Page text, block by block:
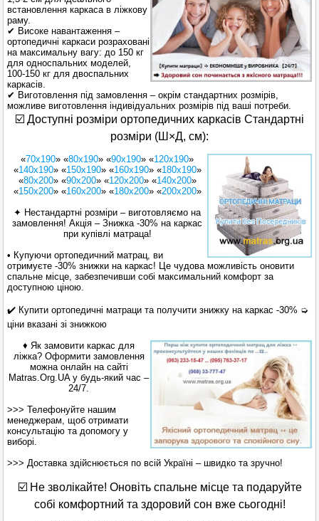
встановлення каркаса в ліжкову
раму.
✔ Високе навантаження –
ортопедичні каркаси розраховані
на максимальну вагу: до 150 кг
для односпальних моделей,
100-150 кг для двоспальних
каркасів.
✔ Виготовлення під замовлення – окрім стандартних розмірів,
можливе виготовлення індивідуальних розмірів під ваші потреби.
☑️ Доступні розміри ортопедичних каркасів Стандартні
розміри (Ш×Д, см):
«70х190» «80х190» «90х190» «120x190»
«140х190» «150x190» «160x190» «180x190»
«80x200» «90x200» «120x200» «140x200»
«150x200» «160х200» «180х200» «200x200»
✦ Нестандартні розміри – виготовляємо на
замовлення! Акція – Знижка -30% на каркас
при купівлі матраца!
• Купуючи ортопедичний матрац, ви
отримуєте -30% знижки на каркас! Це чудова можливість оновити
спальне місце, забезпечивши собі максимальний комфорт за
доступною ціною.
✔️ Купити ортопедичні матраци та получити знижку на каркас -30% ➭
ціни вказані зі знижкою
♦ Як замовити каркас для
ліжка? Оформити замовлення
можна онлайн на сайті
Matras.Org.UA у будь-який час –
24/7.
>>> Телефонуйте нашим
менеджерам, щоб отримати
консультацію та допомогу у
виборі.
>>> Доставка здійснюється по всій Україні – швидко та зручно!
☑️ Не зволікайте! Оновіть спальне місце та подаруйте
собі комфортний та здоровий сон вже сьогодні!